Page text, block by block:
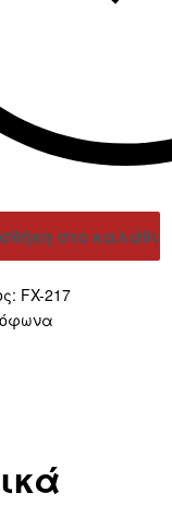
στο καλάθι
FX-217